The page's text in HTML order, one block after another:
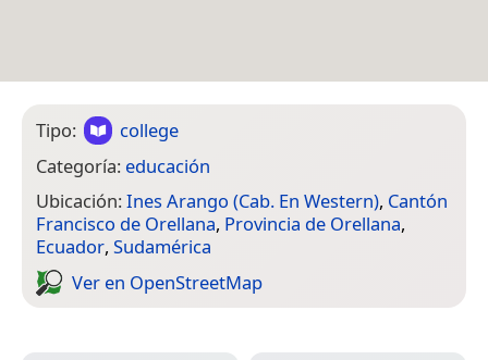
Tipo:
college
Categoría: educación
Ubicación:Ines Arango (Cab. En Western), Cantón
Francisco de Orellana, Provincia de Orellana,
Ecuador, Sudamérica
Ver en Open­Street­Map